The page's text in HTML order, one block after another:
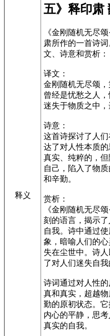
释义
五》释印肃
《金刚随机无尽
肃所作的一首诗
文、诗意和赏析：
译文：
金刚随机无尽颂，
曾经是忧愁之人，
迷失于物质之中，
诗意：
这首诗探讨了人
达了对人性本质
真实、纯粹的，
自己，陷入了物
和辛勤。
赏析：
《金刚随机无尽
刻的语言，揭示
自我。诗中通过
象，暗喻人们的
失在尘世中。诗
了对人们迷失自我
诗词通过对人性
真和真实，超越
勤的原初状态。
内心的平静，思
真实的自我。